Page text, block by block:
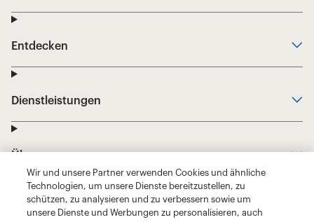
Wir und unsere Partner verwenden Cookies und ähnliche
Technologien, um unsere Dienste bereitzustellen, zu
schützen, zu analysieren und zu verbessern sowie um
unsere Dienste und Werbungen zu personalisieren, auch